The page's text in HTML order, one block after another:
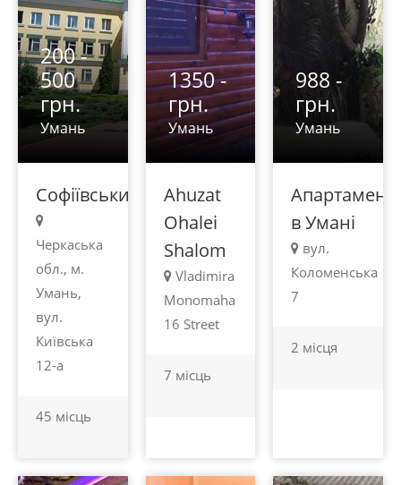
200 -
500
грн.
Умань
Софіївський
Черкаська
обл., м.
Умань,
вул.
Київська
12-а
45 місць
1350 -
грн.
Умань
Ahuzat
Ohalei
Shalom
Vladimira
Monomaha
16 Street
7 місць
988 -
грн.
Умань
в Умані
вул.
Коломенська
7
2 місця